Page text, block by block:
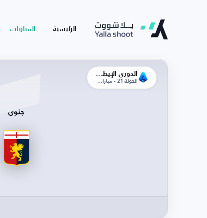
الرئيسية المباريات
الجولة 21 - مباراة الإياب
جنوى